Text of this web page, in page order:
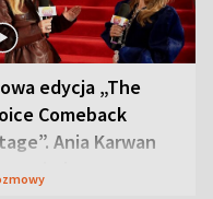
edycja „The
Comeback
Ania Karwan